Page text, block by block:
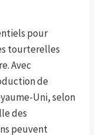
pour
tourterelles
Avec
de
Uni, selon
des
peuvent